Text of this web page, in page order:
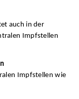
auch in der
Impfstellen
Impfstellen wie